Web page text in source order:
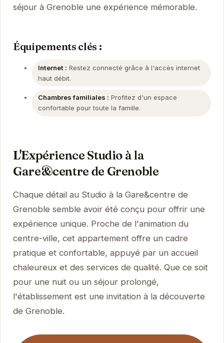
séjour à Grenoble une expérience mémorable.
Équipements clés :
Internet : Restez connecté grâce à l'accès internet
haut débit.
Chambres familiales : Profitez d'un espace
confortable pour toute la famille.
L'Expérience Studio à la
Gare&centre de Grenoble
Chaque détail au Studio à la Gare&centre de
Grenoble semble avoir été conçu pour offrir une
expérience unique. Proche de l'animation du
centre-ville, cet appartement offre un cadre
pratique et confortable, appuyé par un accueil
chaleureux et des services de qualité. Que ce soit
pour une nuit ou un séjour prolongé,
l'établissement est une invitation à la découverte
de Grenoble.